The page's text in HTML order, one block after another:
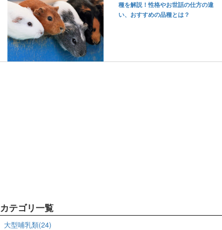
種を解説！性格やお世話の仕方の違
い、おすすめの品種とは？
カテゴリ一覧
大型哺乳類(24)